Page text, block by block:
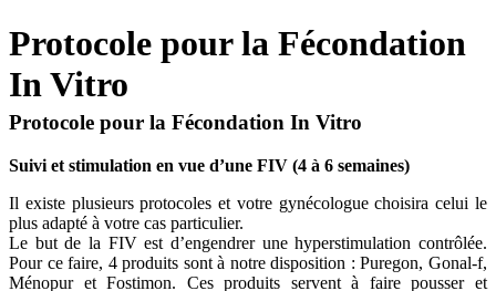
Protocole pour la Fécondation
In Vitro
Protocole pour la Fécondation In Vitro
Suivi et stimulation en vue d’une FIV (4 à 6 semaines)
Il existe plusieurs protocoles et votre gynécologue choisira celui le
plus adapté à votre cas particulier.
Le but de la FIV est d’engendrer une hyperstimulation contrôlée.
Pour ce faire, 4 produits sont à notre disposition : Puregon, Gonal-f,
Ménopur et Fostimon. Ces produits servent à faire pousser et